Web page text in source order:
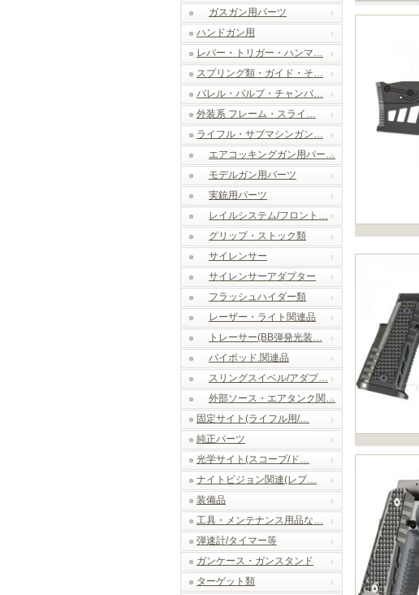
ガスガン用パーツ
ハンドガン用
レバー・トリガー・ハンマ…
スプリング類・ガイド・そ…
バレル・バルブ・チャンバ…
外装系 フレーム・スライ…
ライフル・サブマシンガン…
エアコッキングガン用パー…
モデルガン用パーツ
実銃用パーツ
レイルシステム/フロント…
グリップ・ストック類
サイレンサー
サイレンサーアダプター
フラッシュハイダー類
レーザー・ライト関連品
トレーサー(BB弾発光装…
バイポッド.関連品
スリングスイベル/アダプ…
外部ソース・エアタンク関…
固定サイト(ライフル用/…
純正パーツ
光学サイト(スコープ/ド…
ナイトビジョン関連(レプ…
装備品
工具・メンテナンス用品な…
弾速計/タイマー等
ガンケース・ガンスタンド
ターゲット類